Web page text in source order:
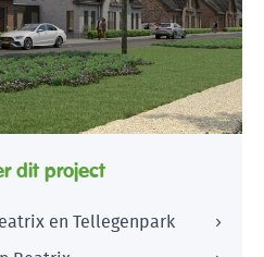
dit project
en Tellegenpark